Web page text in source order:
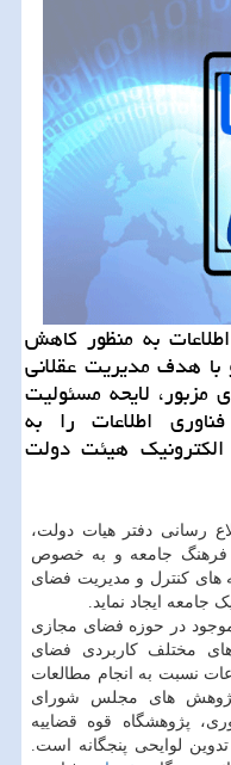
به منظور كاهش
با هدف مدیریت عقلانی
لایحه مسئولیت
اطلاعات را به
هیئت دولت
رسانی دفتر هیات دولت،
فرهنگ جامعه و به خصوص
های کنترل و مدیریت فضای
ایجاد نماید.
موجود در حوزه فضای مجازی
مختلف کاربردی فضای
نسبت به انجام مطالعات
های مجلس شورای
پژوهشگاه قوه قضاییه
لوایحی پنجگانه است.